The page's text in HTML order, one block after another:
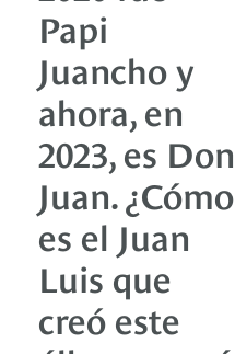
Papi
Juancho y
ahora, en
2023, es Don
Juan. ¿Cómo
es el Juan
Luis que
creó este